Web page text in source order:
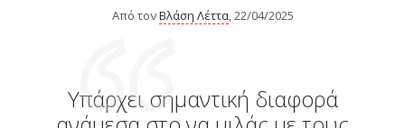
Από τονΒλάση Λέττα, 22/04/2025
Υπάρχει σημαντική διαφορά